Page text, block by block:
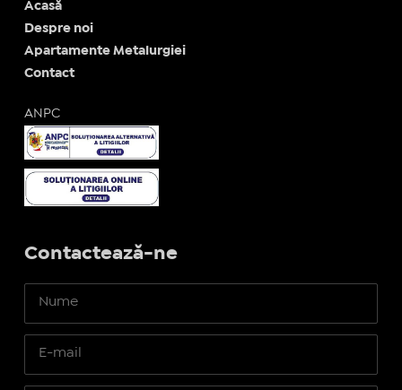
Acasă
Despre noi
Apartamente Metalurgiei
Contact
ANPC
Contactează-ne